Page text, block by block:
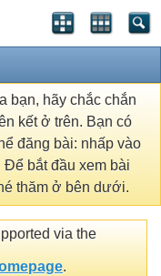
bạn, hãy chắc chắn
kết ở trên. Bạn có
đăng bài: nhấp vào
Để bắt đầu xem bài
thăm ở bên dưới.
via the
.